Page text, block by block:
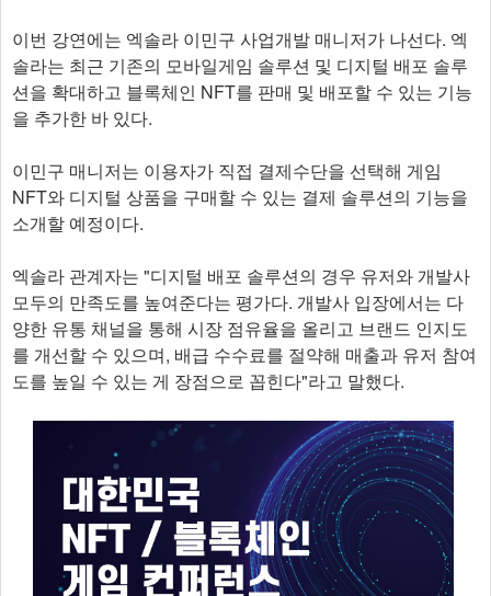
이번 강연에는 엑솔라 이민구 사업개발 매니저가 나선다. 엑
솔라는 최근 기존의 모바일게임 솔루션 및 디지털 배포 솔루
션을 확대하고 블록체인 NFT를 판매 및 배포할 수 있는 기능
을 추가한 바 있다.
이민구 매니저는 이용자가 직접 결제수단을 선택해 게임
NFT와 디지털 상품을 구매할 수 있는 결제 솔루션의 기능을
소개할 예정이다.
엑솔라 관계자는 "디지털 배포 솔루션의 경우 유저와 개발사
모두의 만족도를 높여준다는 평가다. 개발사 입장에서는 다
양한 유통 채널을 통해 시장 점유율을 올리고 브랜드 인지도
를 개선할 수 있으며, 배급 수수료를 절약해 매출과 유저 참여
도를 높일 수 있는 게 장점으로 꼽힌다"라고 말했다.